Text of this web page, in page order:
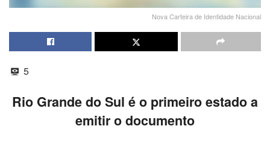
Nova Carteira de Identidade Nacional
5
Rio Grande do Sul é o primeiro estado a
emitir o documento